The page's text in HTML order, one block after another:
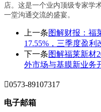
店。这是一个业内顶级专家学
一堂沟通交流的盛宴。
上一条图解财报：福
17.55%，三季度盈利
下一条图解福莱新材
外市场与基膜新业务
0573-89107317
电子邮箱